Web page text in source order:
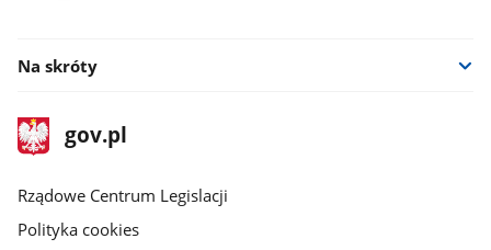
Na skróty
stopka
gov.plStrona
gov.pl
Rządowe Centrum Legislacji
Polityka cookies